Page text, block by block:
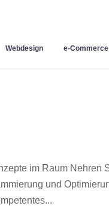
Webdesign e-Commerce
im Raum Nehren
und